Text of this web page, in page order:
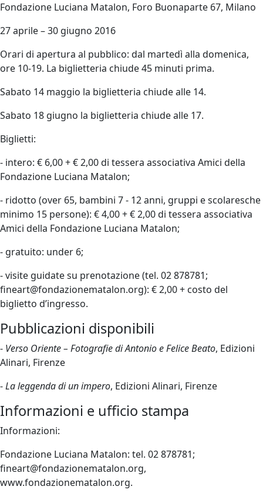
Fondazione Luciana Matalon, Foro Buonaparte 67, Milano
27 aprile – 30 giugno 2016
Orari di apertura al pubblico: dal martedì alla domenica,
ore 10-19. La biglietteria chiude 45 minuti prima.
Sabato 14 maggio la biglietteria chiude alle 14.
Sabato 18 giugno la biglietteria chiude alle 17.
Biglietti:
- intero: € 6,00 + € 2,00 di tessera associativa Amici della
Fondazione Luciana Matalon;
- ridotto (over 65, bambini 7 - 12 anni, gruppi e scolaresche
minimo 15 persone): € 4,00 + € 2,00 di tessera associativa
Amici della Fondazione Luciana Matalon;
- gratuito: under 6;
- visite guidate su prenotazione (tel. 02 878781;
fineart@fondazionematalon.org): € 2,00 + costo del
biglietto d’ingresso.
Pubblicazioni disponibili
- Verso Oriente – Fotografie di Antonio e Felice Beato, Edizioni
Alinari, Firenze
-La leggenda di un impero, Edizioni Alinari, Firenze
Informazioni e ufficio stampa
Informazioni:
Fondazione Luciana Matalon: tel. 02 878781;
fineart@fondazionematalon.org,
www.fondazionematalon.org.